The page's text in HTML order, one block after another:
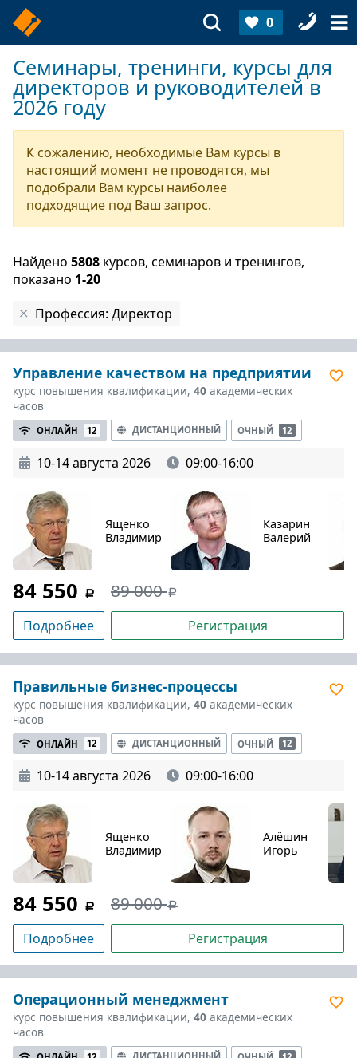
0
Семинары, тренинги, курсы для
директоров и руководителей в
2026 году
К сожалению, необходимые Вам курсы в
настоящий момент не проводятся, мы
подобрали Вам курсы наиболее
подходящие под Ваш запрос.
Найдено 5808 курсов, семинаров и тренингов,
показано 1-20
Профессия: Директор
Управление качеством на предприятии
курс повышения квалификации, 40 академических
часов
ОНЛАЙН 12 ДИСТАНЦИОННЫЙ ОЧНЫЙ 12
10-14 августа 2026 09:00-16:00
Ященко
Владимир
Казарин
Валерий
84 550 89 000
Подробнее Регистрация
Правильные бизнес-процессы
курс повышения квалификации, 40 академических
часов
ОНЛАЙН 12 ДИСТАНЦИОННЫЙ ОЧНЫЙ 12
10-14 августа 2026 09:00-16:00
Ященко
Владимир
Алёшин
Игорь
84 550 89 000
Подробнее Регистрация
Операционный менеджмент
курс повышения квалификации, 40 академических
часов